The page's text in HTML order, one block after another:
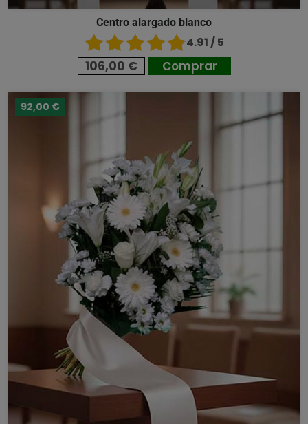
Centro alargado blanco
4.91 / 5
106,00 € Comprar
92,00 €